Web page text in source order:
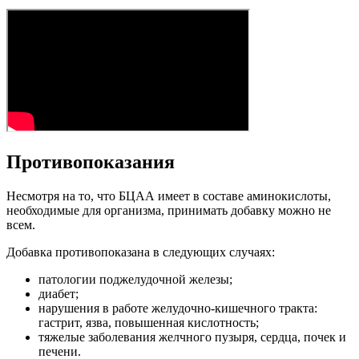
Противопоказания
Несмотря на то, что БЦАА имеет в составе аминокислоты,
необходимые для организма, принимать добавку можно не
всем.
Добавка противопоказана в следующих случаях:
патологии поджелудочной железы;
диабет;
нарушения в работе желудочно-кишечного тракта:
гастрит, язва, повышенная кислотность;
тяжелые заболевания желчного пузыря, сердца, почек и
печени.